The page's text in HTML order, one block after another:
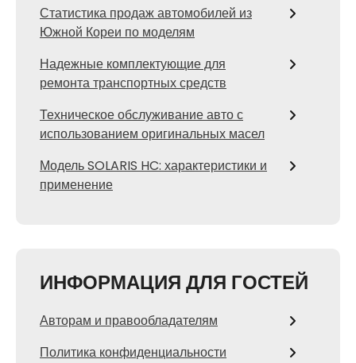
Статистика продаж автомобилей из
Южной Кореи по моделям
Надежные комплектующие для
ремонта транспортных средств
Техническое обслуживание авто с
использованием оригинальных масел
Модель SOLARIS HC: характеристики и
применение
ИНФОРМАЦИЯ ДЛЯ ГОСТЕЙ
Авторам и правообладателям
Политика конфиденциальности